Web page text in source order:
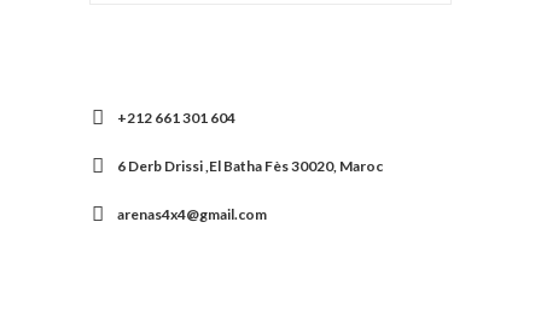
+212 661 301 604
6 Derb Drissi ,El Batha Fès 30020, Maroc
arenas4x4@gmail.com